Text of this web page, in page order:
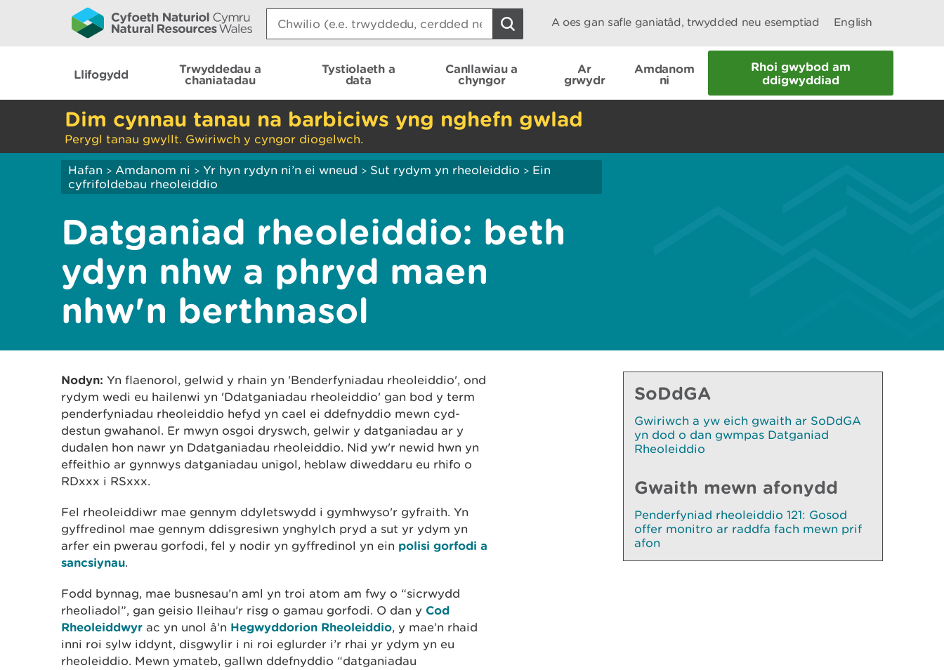
Search:
A oes gan safle ganiatâd, trwydded neu esemptiad English
Llifogydd
Trwyddedau a
chaniatadau
Tystiolaeth a
data
Canllawiau a
chyngor
Ar
grwydr
Amdanom
ni
Rhoi gwybod am
ddigwyddiad
Dim cynnau tanau na barbiciws yng nghefn gwlad
Perygl tanau gwyllt. Gwiriwch y cyngor diogelwch.
Hafan > Amdanom ni > Yr hyn rydyn ni’n ei wneud > Sut rydym yn rheoleiddio > Ein
cyfrifoldebau rheoleiddio
Datganiad rheoleiddio: beth
ydyn nhw a phryd maen
nhw'n berthnasol
Nodyn: Yn flaenorol, gelwid y rhain yn 'Benderfyniadau rheoleiddio', ond
rydym wedi eu hailenwi yn 'Ddatganiadau rheoleiddio' gan bod y term
penderfyniadau rheoleiddio hefyd yn cael ei ddefnyddio mewn cyd-
destun gwahanol. Er mwyn osgoi dryswch, gelwir y datganiadau ar y
dudalen hon nawr yn Ddatganiadau rheoleiddio. Nid yw'r newid hwn yn
effeithio ar gynnwys datganiadau unigol, heblaw diweddaru eu rhifo o
RDxxx i RSxxx.
Fel rheoleiddiwr mae gennym ddyletswydd i gymhwyso'r gyfraith. Yn
gyffredinol mae gennym ddisgresiwn ynghylch pryd a sut yr ydym yn
arfer ein pwerau gorfodi, fel y nodir yn gyffredinol yn ein polisi gorfodi a
sancsiynau.
Fodd bynnag, mae busnesau’n aml yn troi atom am fwy o “sicrwydd
rheoliadol”, gan geisio lleihau’r risg o gamau gorfodi. O dan y Cod
Rheoleiddwyr ac yn unol â’n Hegwyddorion Rheoleiddio, y mae’n rhaid
inni roi sylw iddynt, disgwylir i ni roi eglurder i’r rhai yr ydym yn eu
rheoleiddio. Mewn ymateb, gallwn ddefnyddio “datganiadau
SoDdGA
Gwiriwch a yw eich gwaith ar SoDdGA
yn dod o dan gwmpas Datganiad
Rheoleiddio
Gwaith mewn afonydd
Penderfyniad rheoleiddio 121: Gosod
offer monitro ar raddfa fach mewn prif
afon